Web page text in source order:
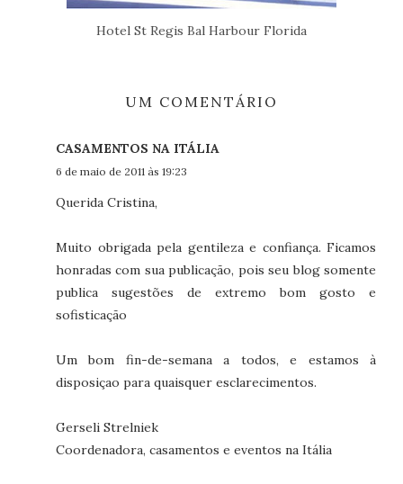
Hotel St Regis Bal Harbour Florida
UM COMENTÁRIO
CASAMENTOS NA ITÁLIA
6 de maio de 2011 às 19:23
Querida Cristina,
Muito obrigada pela gentileza e confiança. Ficamos
honradas com sua publicação, pois seu blog somente
publica sugestões de extremo bom gosto e
sofisticação
Um bom fin-de-semana a todos, e estamos à
disposiçao para quaisquer esclarecimentos.
Gerseli Strelniek
Coordenadora, casamentos e eventos na Itália